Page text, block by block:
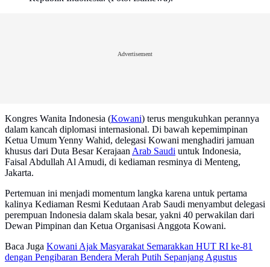
Advertisement
Kongres Wanita Indonesia (Kowani) terus mengukuhkan perannya
dalam kancah diplomasi internasional. Di bawah kepemimpinan
Ketua Umum Yenny Wahid, delegasi Kowani menghadiri jamuan
khusus dari Duta Besar KerajaanArab Saudi untuk Indonesia,
Faisal Abdullah Al Amudi, di kediaman resminya di Menteng,
Jakarta.
Pertemuan ini menjadi momentum langka karena untuk pertama
kalinya Kediaman Resmi Kedutaan Arab Saudi menyambut delegasi
perempuan Indonesia dalam skala besar, yakni 40 perwakilan dari
Dewan Pimpinan dan Ketua Organisasi Anggota Kowani.
Baca Juga Kowani Ajak Masyarakat Semarakkan HUT RI ke-81
dengan Pengibaran Bendera Merah Putih Sepanjang Agustus